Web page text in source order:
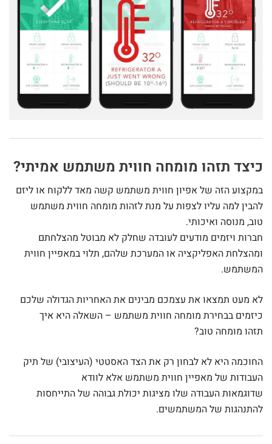
כיצד תזהו מומחה חווית משתמש אמיתי?
במקצוע הזה של אפיון חווית משתמש קשה מאד ללקוח או ליזם
להבין למה עליו לצפות על מנת לזהות מומחה חווית משתמש
טוב, מנוסה ואיכותי.
חברות ויזמים מודעים לעובדה שחלק לא מבוטל מהצלחתם
ומהצלחת האפליקציה או המערכת שלהם, תלוי במאפיין חווית
המשתמש.
לא מעט תמצאו את עצמכם מבינים את האחריות הגדולה שלכם
כיזמים בבחירת מומחה חווית משתמש – השאלה היא איך
תזהו מומחה טוב?
החוכמה היא לא לבחון רק את הצד האסטטי (העיצובי) של תיק
העבודות של מאפיין חווית משתמש אלא לוודא
שדוגמאות העבודה שלו מציגות יכולת גבוהה של התייחסות
להתנהגות של המשתמשים.